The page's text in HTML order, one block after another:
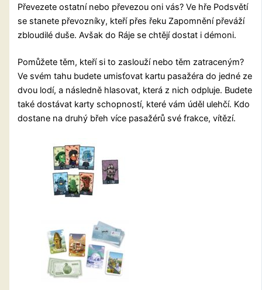
Převezete ostatní nebo převezou oni vás? Ve hře Podsvětí
se stanete převozníky, kteří přes řeku Zapomnění převáží
zbloudilé duše. Avšak do Ráje se chtějí dostat i démoni.
Pomůžete těm, kteří si to zaslouží nebo těm zatraceným?
Ve svém tahu budete umisťovat kartu pasažéra do jedné ze
dvou lodí, a následně hlasovat, která z nich odpluje. Budete
také dostávat karty schopností, které vám úděl ulehčí. Kdo
dostane na druhý břeh více pasažérů své frakce, vítězí.